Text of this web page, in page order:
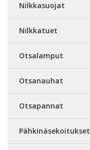
Nilkkasuojat
Nilkkatuet
Otsalamput
Otsanauhat
Otsapannat
Pähkinäsekoitukset